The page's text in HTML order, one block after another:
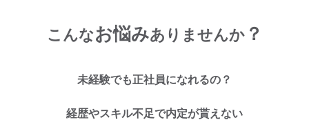
こんなお悩みありませんか？
未経験でも正社員になれるの？
経歴やスキル不足で内定が貰えない
お仕事探しのお悩み